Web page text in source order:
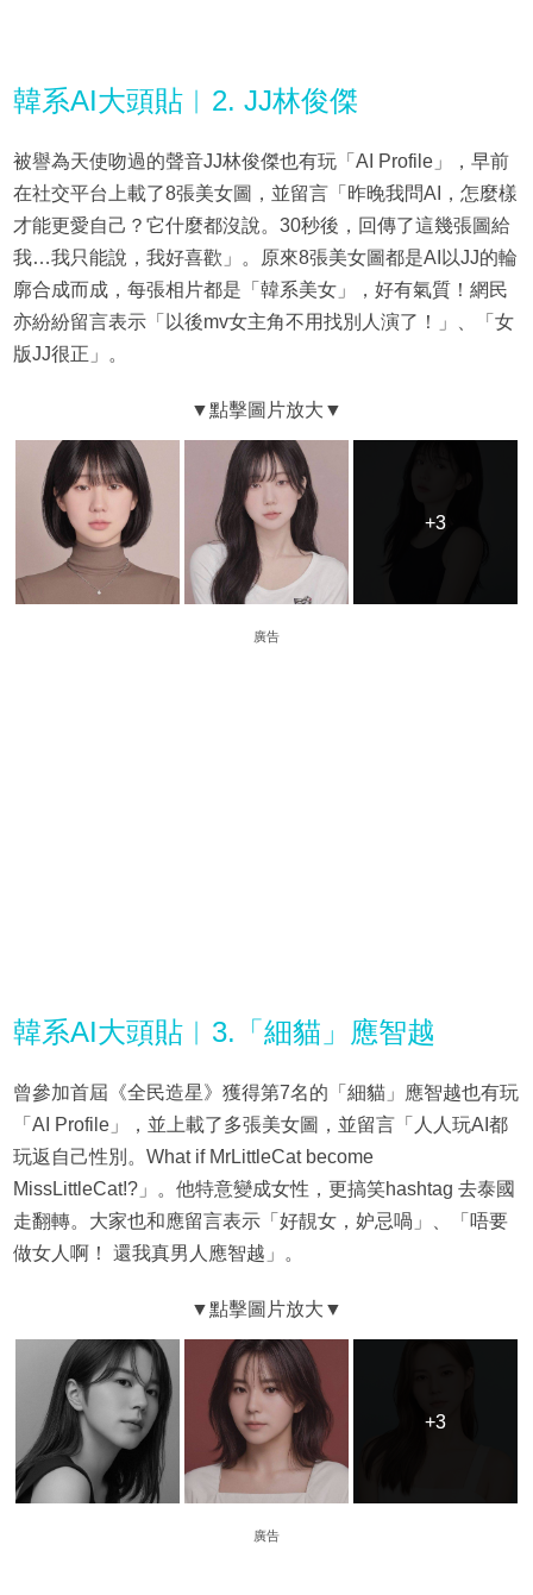
韓系AI大頭貼︳2. JJ林俊傑
被譽為天使吻過的聲音JJ林俊傑也有玩「AI Profile」，早前
在社交平台上載了8張美女圖，並留言「昨晚我問AI，怎麼樣
才能更愛自己？它什麼都沒說。30秒後，回傳了這幾張圖給
我…我只能說，我好喜歡」。原來8張美女圖都是AI以JJ的輪
廓合成而成，每張相片都是「韓系美女」，好有氣質！網民
亦紛紛留言表示「以後mv女主角不用找別人演了！」、「女
版JJ很正」。
+3
+3
廣告
韓系AI大頭貼︳3.「細貓」應智越
曾參加首屆《全民造星》獲得第7名的「細貓」應智越也有玩
「AI Profile」，並上載了多張美女圖，並留言「人人玩AI都
玩返自己性別。What if MrLittleCat become
MissLittleCat!?」。他特意變成女性，更搞笑hashtag 去泰國
走翻轉。大家也和應留言表示「好靚女，妒忌喎」、「唔要
做女人啊！ 還我真男人應智越」。
+3
+3
廣告